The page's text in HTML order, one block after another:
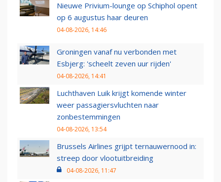
Nieuwe Privium-lounge op Schiphol opent
op 6 augustus haar deuren
04-08-2026, 14:46
Groningen vanaf nu verbonden met
Esbjerg: 'scheelt zeven uur rijden'
04-08-2026, 14:41
Luchthaven Luik krijgt komende winter
weer passagiersvluchten naar
zonbestemmingen
04-08-2026, 13:54
Brussels Airlines grijpt ternauwernood in:
streep door vlootuitbreiding
04-08-2026, 11:47